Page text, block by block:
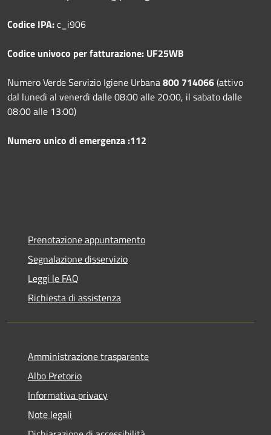
Codice IPA:c_i906
Codice univoco per fatturazione: UF25WB
Numero Verde Servizio Igiene Urbana800 714066(attivo
dal lunedì al venerdì dalle 08:00 alle 20:00, il sabato dalle
08:00 alle 13:00)
Numero unico di emergenza :112
Prenotazione appuntamento
Segnalazione disservizio
Leggi le FAQ
Richiesta di assistenza
Amministrazione trasparente
Albo Pretorio
Informativa privacy
Note legali